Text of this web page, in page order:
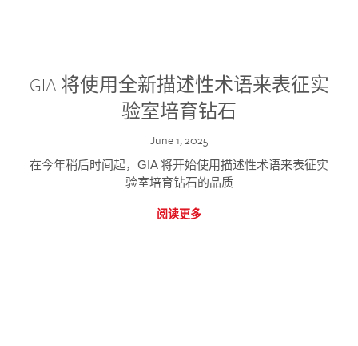
GIA 将使用全新描述性术语来表征实
验室培育钻石
June 1, 2025
在今年稍后时间起，GIA 将开始使用描述性术语来表征实
验室培育钻石的品质
阅读更多